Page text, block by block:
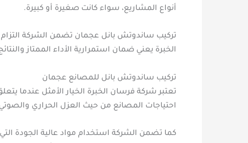
أنواع المشاريع، سواء كانت صغيرة أو كبيرة.
تركيب ساندوتش بانل عجمان تضمن الشركة التزام
الخبرة يعني ضمان استمرارية الأداء الممتاز
تركيب ساندوتش بانل للمصانع عجمان
تعتبر شركة فرسان الخبرة الخيار الأمثل عندما
احتياجات المصانع من حيث العزل الحراري والصوتي
كما تضمن الشركة استخدام مواد عالية الجودة